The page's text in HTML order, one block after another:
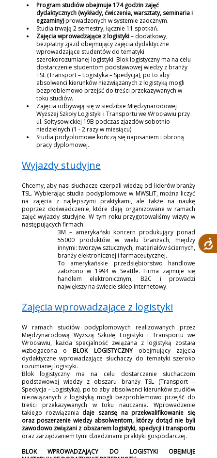
Program studiów obejmuje 174 godzin zajęć
dydaktycznych (wykłady, ćwiczenia, warsztaty, seminaria i
egzaminy)prowadzonych w systemie zaocznym.
Studia trwają 2 semestry, łącznie 11 spotkań.
Zajęcia wprowadzające z logistyki– dodatkowy,
bezpłatny zjazd obejmujący zajęcia dydaktyczne
wprowadzające studentów do tematyki
szerokorozumianej logistyki. Blok logistyczny ma na celu
dostarczenie studentom podstawowej wiedzy z branży
TSL (Transport – Logistyka – Spedycja), po to aby
absolwenci kierunków niezwiązanych z logistyką mogli
bezproblemowo przejść do treści przekazywanych w
toku studiów.
Zajęcia odbywają się w siedzibie Międzynarodowej
Wyższej Szkoły Logistyki i Transportu we Wrocławiu przy
ul. Sołtysowickiej 19B podczas zjazdów sobotnio -
niedzielnych (1 - 2 razy w miesiącu).
Studia podyplomowe kończą się napisaniem i obroną
pracy dyplomowej.
Wyjazdy studyjne
Chcemy, aby nasi słuchacze czerpali wiedzę od liderów branży
TSL. Wybierając studia podyplomowe w MWSLiT, można liczyć
na zajęcia z najlepszymi praktykami, ale także na naukę
poprzez doświadczenie, które dają organizowane w ramach
zajęć wyjazdy studyjne. W tym roku przygotowaliśmy wizyty w
następujących firmach:
3M – amerykański koncern produkujący ponad
55000 produktów w wielu branżach, między
innymi: tworzyw sztucznych, materiałów ściernych,
branży elektronicznej i farmaceutycznej.
To amerykańskie przedsiębiorstwo handlowe
założono w 1994 w Seattle. Firma zajmuje się
handlem elektronicznym, B2C i prowadzi
największy na świecie sklep internetowy.
Zajęcia wprowadzające z logistyki
W ramach studiów podyplomowych realizowanych przez
Międzynarodową Wyższą Szkołę Logistyki i Transportu we
Wrocławiu, każda specjalność związana z logistyką została
wzbogacona oBLOK LOGISTYCZNYobejmujący zajęcia
dydaktyczne wprowadzające słuchaczy do tematyki szeroko
rozumianej logistyki.
Blok logistyczny ma na celu dostarczenie słuchaczom
podstawowej wiedzy z obszaru branży TSL (Transport –
Spedycja – Logistyka), po to aby absolwenci kierunków studiów
niezwiązanych z logistyką mogli bezproblemowo przejść do
treści przekazywanych w toku nauczania. Wprowadzenie
takiego rozwiązania daje szansę na przekwalifikowanie się
oraz poszerzenie wiedzy absolwentom, którzy dotąd nie byli
zawodowo związani z obszarem logistyki, spedycji i transportu
oraz zarządzaniem tymi dziedzinami praktyki gospodarczej.
BLOK WPROWADZAJĄCY DO LOGISTYKI OBEJMUJE